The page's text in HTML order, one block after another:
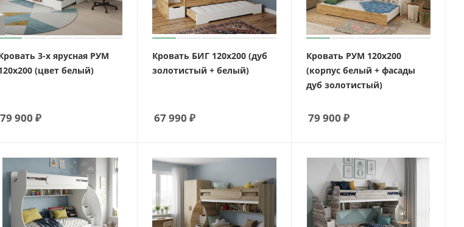
3-х ярусная РУМ
(цвет белый)
79 900 ₽
Кровать БИГ 120х200 (дуб
золотистый + белый)
67 990 ₽
Кровать РУМ 120х200
(корпус белый + фасады
дуб золотистый)
79 900 ₽